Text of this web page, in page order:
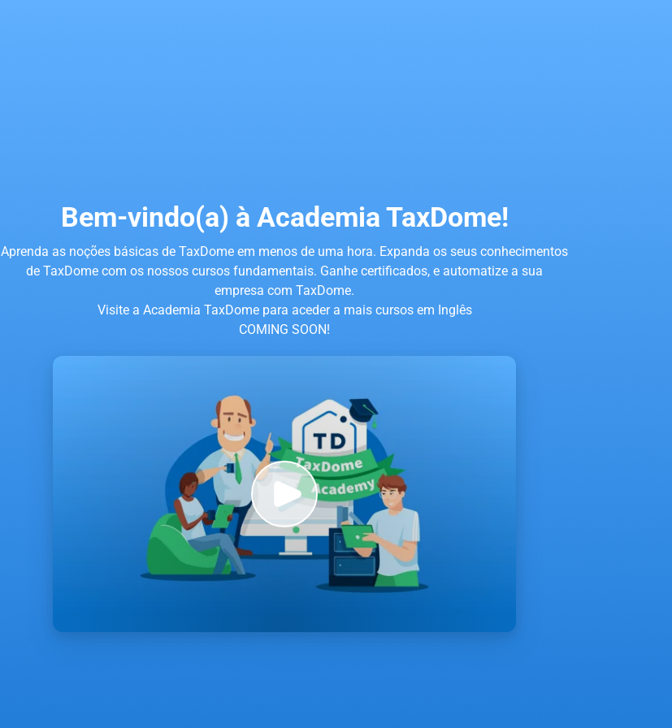
Bem-vindo(a) à Academia TaxDome!
Aprenda as noções básicas de TaxDome em menos de uma hora. Expanda os seus conhecimentos
de TaxDome com os nossos cursos fundamentais. Ganhe certificados, e automatize a sua
empresa com TaxDome.
Visite a Academia TaxDome para aceder a mais cursos em Inglês
COMING SOON!